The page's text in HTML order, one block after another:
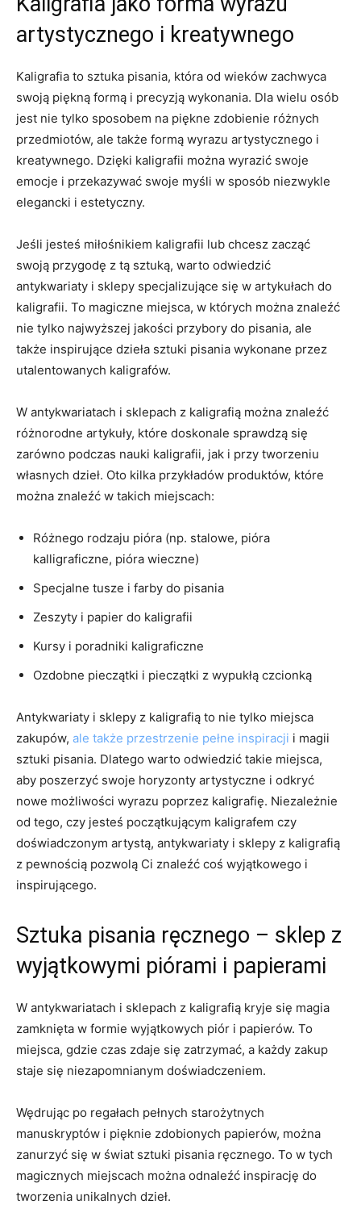
artystycznego i kreatywnego
Kaligrafia to sztuka pisania, która od wieków zachwyca
swoją piękną formą i precyzją wykonania. Dla wielu⁣ osób
jest nie tylko sposobem na piękne​ zdobienie różnych
przedmiotów, ale⁤ także formą wyrazu artystycznego i
kreatywnego. Dzięki kaligrafii można wyrazić swoje
emocje i przekazywać swoje myśli ‌w sposób niezwykle ​
elegancki i estetyczny.
Jeśli⁣ jesteś miłośnikiem ⁣kaligrafii lub chcesz zacząć⁣
swoją przygodę z tą sztuką, warto odwiedzić
antykwariaty i sklepy specjalizujące⁤ się w artykułach do
kaligrafii. To magiczne miejsca, w których ⁢można znaleźć
nie tylko‍ najwyższej jakości‍ przybory ‌do pisania, ale
także inspirujące dzieła sztuki pisania‌ wykonane przez
utalentowanych kaligrafów.
W antykwariatach i sklepach z kaligrafią można znaleźć
różnorodne artykuły, które doskonale sprawdzą się
zarówno podczas nauki kaligrafii, jak⁢ i przy tworzeniu
własnych dzieł. Oto kilka przykładów produktów, które
można ‌znaleźć w⁢ takich miejscach:
Różnego rodzaju ‍pióra (np. stalowe, pióra​
kalligraficzne, pióra⁤ wieczne)
Specjalne tusze i farby do ‌pisania
Zeszyty i papier do ⁣kaligrafii
Kursy i⁣ poradniki kaligraficzne
Ozdobne pieczątki i pieczątki z wypukłą czcionką
Antykwariaty i sklepy z kaligrafią to nie tylko ⁣miejsca
zakupów, ale także przestrzenie pełne inspiracji i magii
sztuki pisania. Dlatego warto odwiedzić takie‍ miejsca,
⁤aby poszerzyć swoje horyzonty artystyczne i odkryć
nowe możliwości wyrazu poprzez kaligrafię.‍ Niezależnie
od tego,​ czy jesteś początkującym kaligrafem ‍czy
doświadczonym artystą, antykwariaty i ‌sklepy z kaligrafią
z pewnością pozwolą Ci znaleźć⁣ coś wyjątkowego i
inspirującego.
Sztuka pisania​ ręcznego – sklep z
wyjątkowymi piórami i ‍papierami
W antykwariatach i ⁣sklepach z⁤ kaligrafią​ kryje się magia
zamknięta w formie ⁣wyjątkowych piór i papierów.⁢ To
‌miejsca, gdzie czas zdaje się⁤ zatrzymać,‌ a ⁢każdy ​zakup
staje się niezapomnianym doświadczeniem.
Wędrując po regałach‍ pełnych starożytnych
manuskryptów i pięknie zdobionych papierów, można
zanurzyć się w świat sztuki pisania ręcznego. To w tych
magicznych ​miejscach można​ odnaleźć inspirację‍ do
tworzenia unikalnych dzieł.